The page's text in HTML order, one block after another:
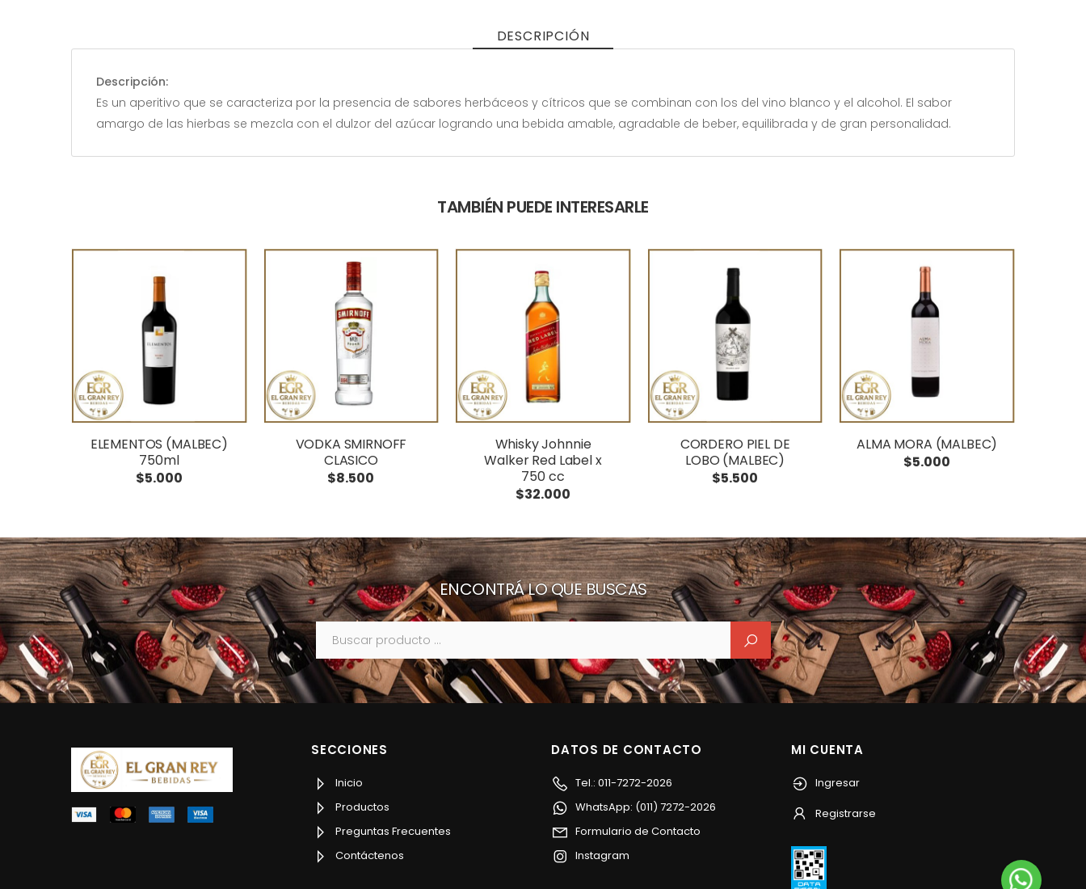
DESCRIPCIÓN
Descripción:
Es un aperitivo que se caracteriza por la presencia de sabores herbáceos y cítricos que se combinan con los del vino blanco y el alcohol. El sabor
amargo de las hierbas se mezcla con el dulzor del azúcar logrando una bebida amable, agradable de beber, equilibrada y de gran personalidad.
TAMBIÉN PUEDE INTERESARLE
ELEMENTOS (MALBEC)
750ml
$5.000
VODKA SMIRNOFF
CLASICO
$8.500
Whisky Johnnie
Walker Red Label x
750 cc
$32.000
CORDERO PIEL DE
LOBO (MALBEC)
$5.500
ALMA MORA (MALBEC)
$5.000
ENCONTRÁ LO QUE BUSCAS
Buscar
SECCIONES
Inicio
Productos
Preguntas Frecuentes
Contáctenos
DATOS DE CONTACTO
Tel.: 011-7272-2026
WhatsApp: (011) 7272-2026
Formulario de Contacto
Instagram
MI CUENTA
Ingresar
Registrarse